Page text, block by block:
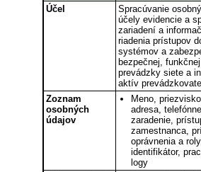
Účel
Spracúvanie
účely evidencie a
zariadení a
riadenia prístupov
systémov a
bezpečnej,
prevádzky siete a
aktív
Zoznam
osobných
údajov
Meno,
adresa,
zaradenie,
zamestnanca,
oprávnenia a
identifikátor,
logy